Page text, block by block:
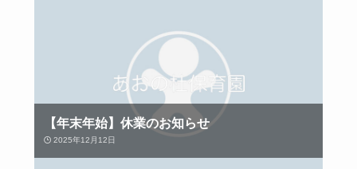
【年末年始】休業のお知らせ
2025年12月12日